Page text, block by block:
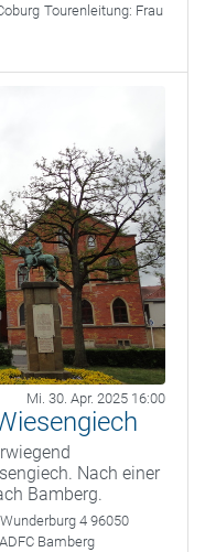
Tourenleitung: Frau
Mi. 30. Apr. 2025 16:00
Nach einer
Bamberg.
4 96050
Bamberg